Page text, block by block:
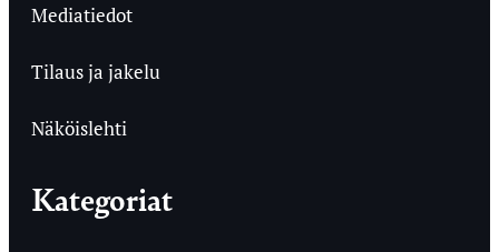
Mediatiedot
Tilaus ja jakelu
Näköislehti
Kategoriat